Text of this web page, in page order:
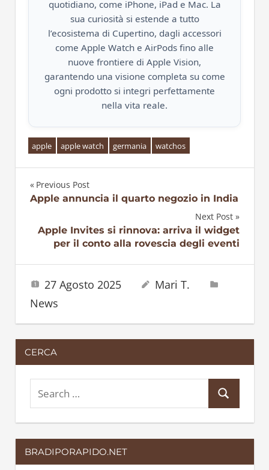
quotidiano, come iPhone, iPad e Mac. La
sua curiosità si estende a tutto
l’ecosistema di Cupertino, dagli accessori
come Apple Watch e AirPods fino alle
nuove frontiere di Apple Vision,
garantendo una visione completa su come
ogni prodotto si integri perfettamente
nella vita reale.
apple apple watch germania watchos
Navigazione
articoli
Previous Post
Apple annuncia il quarto negozio in India
Next Post
Apple Invites si rinnova: arriva il widget
per il conto alla rovescia degli eventi
27 Agosto 2025
Mari T.
News
CERCA
e
a
r
c
e
a
BRADIPORAPIDO.NET